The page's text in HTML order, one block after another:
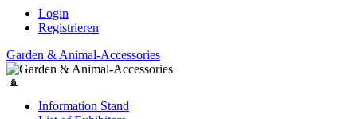
Login
Registrieren
Garden & Animal-Accessories
Information Stand